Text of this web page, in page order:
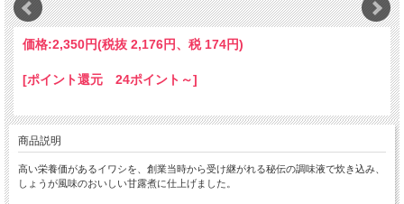
価格:2,350円(税抜 2,176円、税 174円)
[ポイント還元 24ポイント～]
商品説明
高い栄養価があるイワシを、創業当時から受け継がれる秘伝の調味液で炊き込み、
しょうが風味のおいしい甘露煮に仕上げました。